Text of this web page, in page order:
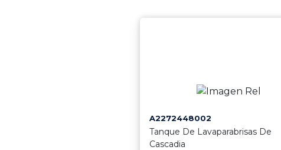
A2272448002
Tanque De Lavaparabrisas De
Cascadia